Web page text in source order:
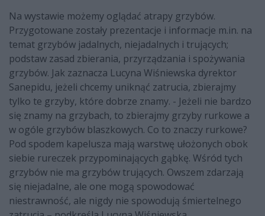
Na wystawie możemy oglądać atrapy grzybów.
Przygotowane zostały prezentacje i informacje m.in. na
temat grzybów jadalnych, niejadalnych i trujących;
podstaw zasad zbierania, przyrządzania i spożywania
grzybów. Jak zaznacza Lucyna Wiśniewska dyrektor
Sanepidu, jeżeli chcemy uniknąć zatrucia, zbierajmy
tylko te grzyby, które dobrze znamy. - Jeżeli nie bardzo
się znamy na grzybach, to zbierajmy grzyby rurkowe a
w ogóle grzybów blaszkowych. Co to znaczy rurkowe?
Pod spodem kapelusza mają warstwę ułożonych obok
siebie rureczek przypominających gąbkę. Wśród tych
grzybów nie ma grzybów trujących. Owszem zdarzają
się niejadalne, ale one mogą spowodować
niestrawność, ale nigdy nie spowodują śmiertelnego